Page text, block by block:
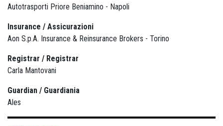
Autotrasporti Priore Beniamino - Napoli
Insurance / Assicurazioni
Aon S.p.A. Insurance & Reinsurance Brokers - Torino
Registrar / Registrar
Carla Mantovani
Guardian / Guardiania
Ales